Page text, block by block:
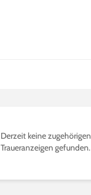
Derzeit keine zugehörigen
Traueranzeigen gefunden.